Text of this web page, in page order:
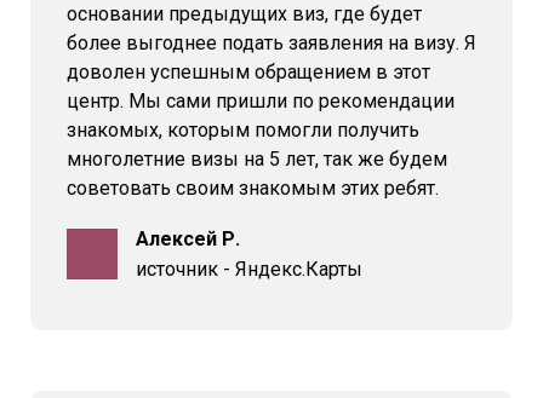
основании предыдущих виз, где будет
более выгоднее подать заявления на визу. Я
доволен успешным обращением в этот
центр. Мы сами пришли по рекомендации
знакомых, которым помогли получить
многолетние визы на 5 лет, так же будем
советовать своим знакомым этих ребят.
Алексей Р.
источник - Яндекс.Карты